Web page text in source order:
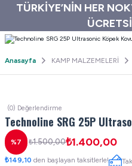
TÜRKİYE’NİN HER
Anasayfa KAMP MALZEMELERİ
(0) Değerlendirme
Technoline SRG 25P
%7 ₺1.500,00₺1.400,00
₺149,10 den başlayan taksitlerle!